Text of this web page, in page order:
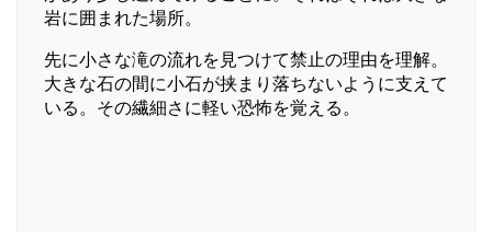
岩に囲まれた場所。
先に小さな滝の流れを見つけて禁止の理由を理解。
大きな石の間に小石が挟まり落ちないように支えて
いる。その繊細さに軽い恐怖を覚える。